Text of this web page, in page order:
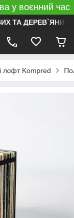
у воєнний час
ТА ДЕРЕВ`ЯНИХ
лофт Kompred